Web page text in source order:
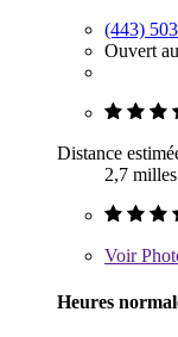
(443)
Ouvert
Distance
2,7 milles
Voir
Heures